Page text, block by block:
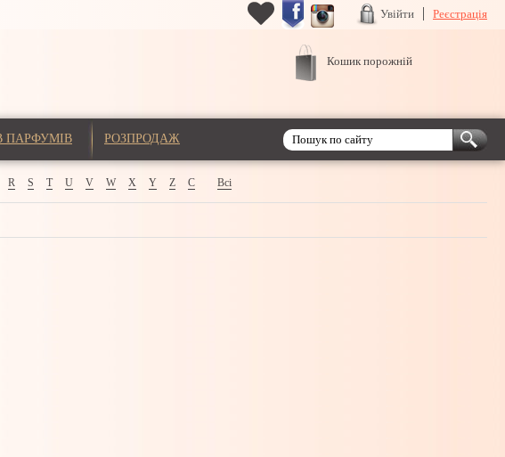
Увійти Реєстрація
Кошик порожній
ПАРФУМІВ РОЗПРОДАЖ
R S T U V W X Y Z С Всі